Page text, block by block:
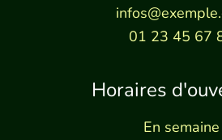
01 23 45 67
Horaires
En semaine